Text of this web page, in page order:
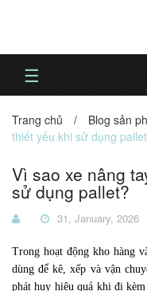
☰
Trang chủ / Blog sản
thiết yếu khi sử dụng
Vì sao xe nâng
sử dụng pallet?
31, January, 2026
Trong hoạt động kho hàng
dùng để kê, xếp và vận
phát huy hiệu quả khi đi